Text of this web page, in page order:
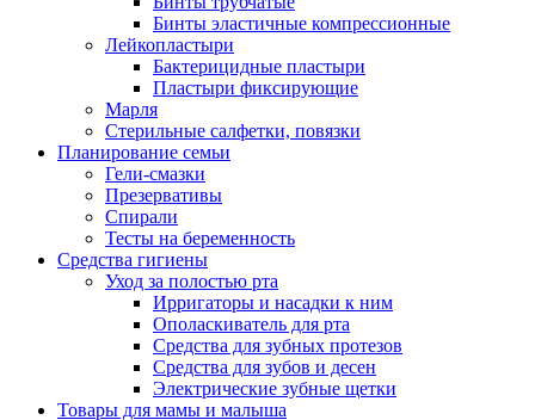
Бинты эластичные компрессионные
Лейкопластыри
Бактерицидные пластыри
Пластыри фиксирующие
Марля
Стерильные салфетки, повязки
Планирование семьи
Гели-смазки
Презервативы
Спирали
Тесты на беременность
Средства гигиены
Уход за полостью рта
Ирригаторы и насадки к ним
Ополаскиватель для рта
Средства для зубных протезов
Средства для зубов и десен
Электрические зубные щетки
Товары для мамы и малыша